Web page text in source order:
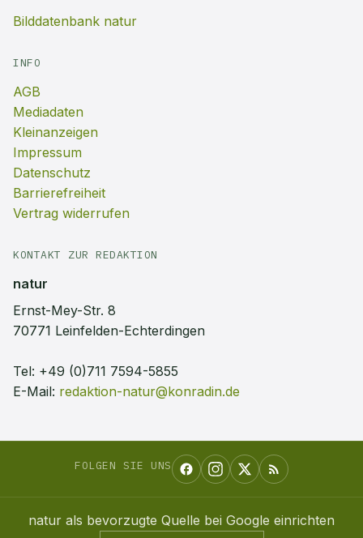
Bilddatenbank natur
INFO
AGB
Mediadaten
Kleinanzeigen
Impressum
Datenschutz
Barrierefreiheit
Vertrag widerrufen
KONTAKT ZUR REDAKTION
natur
Ernst-Mey-Str. 8
70771 Leinfelden-Echterdingen
Tel: +49 (0)711 7594-5855
E-Mail: redaktion-natur@konradin.de
FOLGEN SIE UNS
natur als bevorzugte Quelle bei Google einrichten